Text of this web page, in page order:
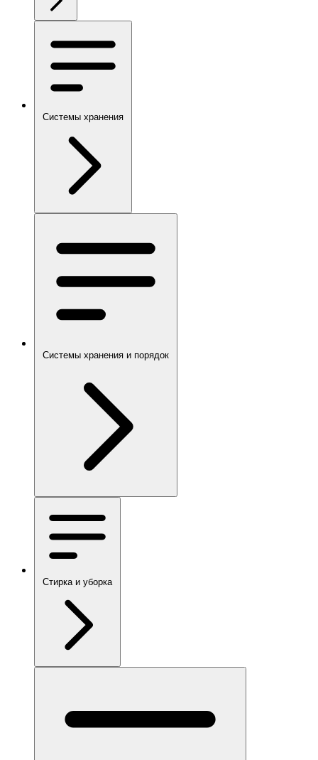
Системы хранения
Системы хранения и порядок
Стирка и уборка